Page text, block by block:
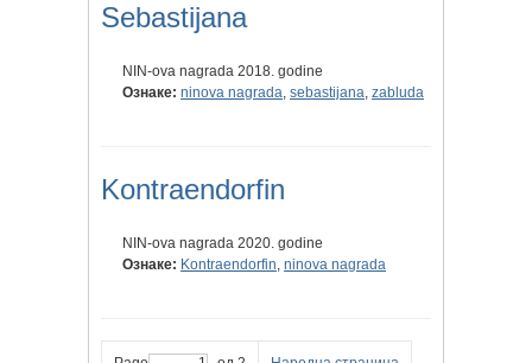
Sebastijana
NIN-ova nagrada 2018. godine
Ознаке: ninova nagrada, sebastijana, zabluda
Kontraendorfin
NIN-ova nagrada 2020. godine
Ознаке: Kontraendorfin, ninova nagrada